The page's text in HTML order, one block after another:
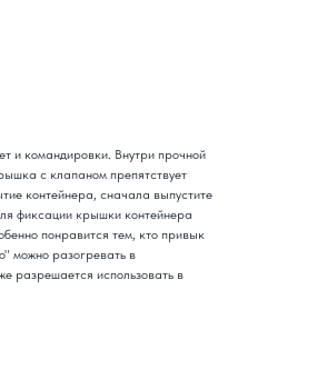
и командировки. Внутри прочной
с клапаном препятствует
контейнера, сначала выпустите
фиксации крышки контейнера
понравится тем, кто привык
можно разогревать в
разрешается использовать в